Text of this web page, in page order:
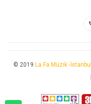
© 2019 La Fa Müzik -İstanbul